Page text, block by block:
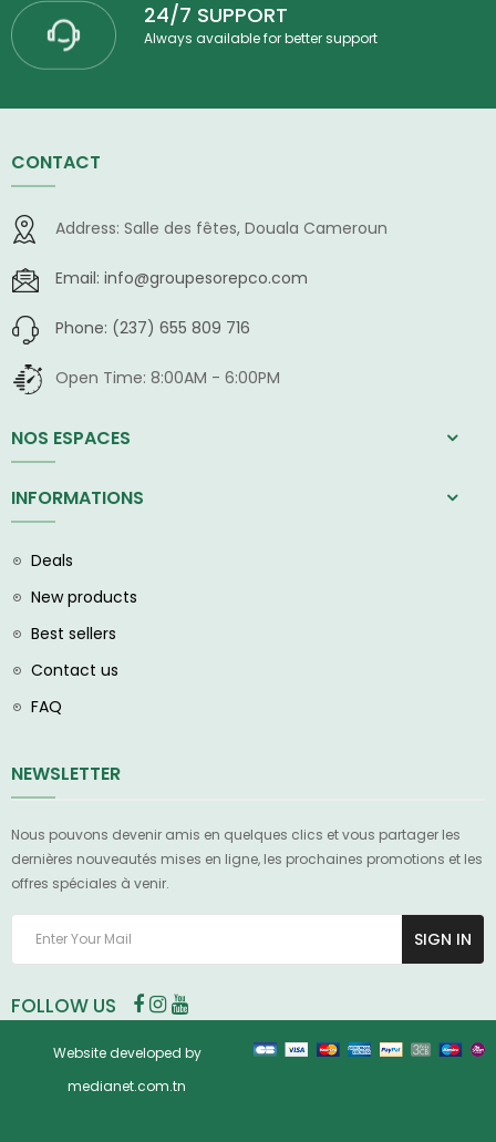
24/7 SUPPORT
Always available for better support
CONTACT
Address: Salle des fêtes, Douala Cameroun
Email: info@groupesorepco.com
Phone: (237) 655 809 716
Open Time: 8:00AM - 6:00PM
NOS ESPACES
INFORMATIONS
Deals
New products
Best sellers
Contact us
FAQ
NEWSLETTER
Nous pouvons devenir amis en quelques clics et vous partager les
dernières nouveautés mises en ligne, les prochaines promotions et les
offres spéciales à venir.
SIGN IN
FOLLOW US
Website developed by
medianet.com.tn